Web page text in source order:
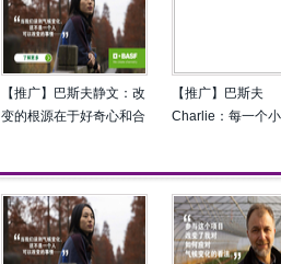
【推广】巴斯夫静文：改
变的根源在于好奇心和合
【推广】巴斯夫
Charlie：每一个